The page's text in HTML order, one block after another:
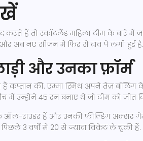
हैं तो स्कॉटलैंड महिला टीम के बारे में
अब नए सीजन में फिर से दाव पे लगी हुई है.
और उनका फ़ॉर्म
कप्तान की. एम्मा स्मिथ अपने तेज़
उन्होंने 45 रन बनाए थे जो टीम को जीत
ऑल-राउंडर हैं और उनकी फील्डिंग अक्सर
3 वर्षों में 20 से ज्यादा विकेट ले चुकी हैं.